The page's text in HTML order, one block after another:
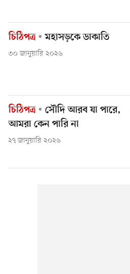
চিঠিপত্র মহাসড়কে ডাকাতি
৩০ জানুয়ারি ২০২৬
চিঠিপত্র
সৌদি আরব যা পারে,
আমরা কেন পারি না
২৭ জানুয়ারি ২০২৬